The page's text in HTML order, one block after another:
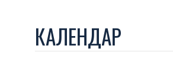
КАЛЕНДАР